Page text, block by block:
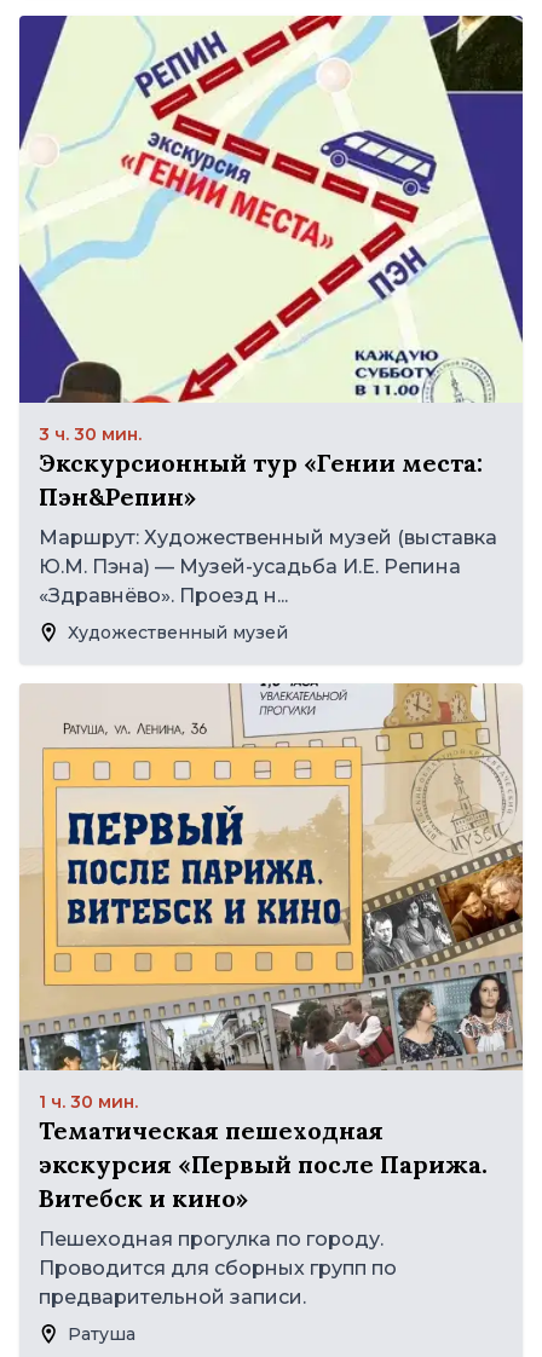
3 ч. 30 мин.
Экскурсионный тур «Гении места:
Пэн&Репин»
Маршрут: Художественный музей (выставка
Ю.М. Пэна) — Музей-усадьба И.Е. Репина
«Здравнёво». Проезд н...
Художественный музей
1 ч. 30 мин.
Тематическая пешеходная
экскурсия «Первый после Парижа.
Витебск и кино»
Пешеходная прогулка по городу.
Проводится для сборных групп по
предварительной записи.
Ратуша